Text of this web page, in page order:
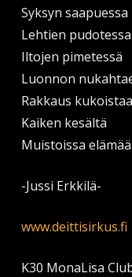
Syksyn saapuessa
Lehtien pudotessa
Iltojen pimetessä
Luonnon
Rakkaus kukoistaa
Kaiken kesältä
Muistoissa
-Jussi Erkkilä-
www.deittisirkus.fi
K30 MonaLisa